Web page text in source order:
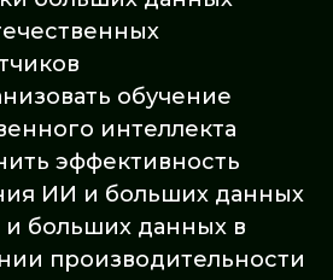
обучение
интеллекта
эффективность
ИИ и больших данных
больших данных в
производительности